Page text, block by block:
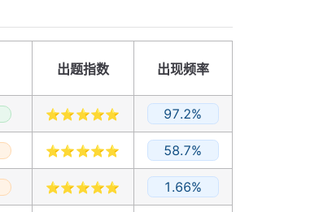
出题指数 出现频率
⭐⭐⭐⭐⭐ 97.2%
⭐⭐⭐⭐⭐ 58.7%
⭐⭐⭐⭐⭐ 1.66%